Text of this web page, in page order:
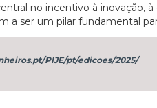
no incentivo à inovação,
a ser um pilar fundamental
PIJE/pt/edicoes/2025/